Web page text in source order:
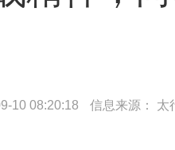
10 08:20:18 信息来源： 太